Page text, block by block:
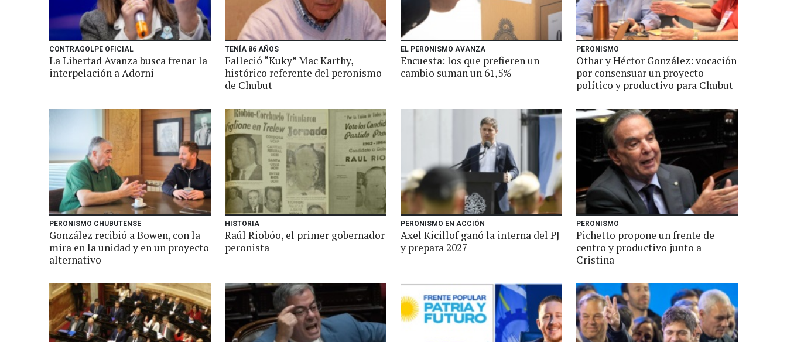
CONTRAGOLPE OFICIAL
La Libertad Avanza busca frenar la
interpelación a Adorni
TENÍA 86 AÑOS
Falleció “Kuky” Mac Karthy,
histórico referente del peronismo
de Chubut
EL PERONISMO AVANZA
Encuesta: los que prefieren un
cambio suman un 61,5%
PERONISMO
Othar y Héctor González: vocación
por consensuar un proyecto
político y productivo para Chubut
PERONISMO CHUBUTENSE
González recibió a Bowen, con la
mira en la unidad y en un proyecto
alternativo
HISTORIA
Raúl Riobóo, el primer gobernador
peronista
PERONISMO EN ACCIÓN
Axel Kicillof ganó la interna del PJ
y prepara 2027
PERONISMO
Pichetto propone un frente de
centro y productivo junto a
Cristina